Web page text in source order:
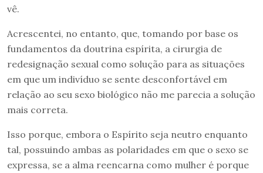
vê.
Acrescentei, no entanto, que, tomando por base os
fundamentos da doutrina espírita, a cirurgia de
redesignação sexual como solução para as situações
em que um indivíduo se sente desconfortável em
relação ao seu sexo biológico não me parecia a solução
mais correta.
Isso porque, embora o Espírito seja neutro enquanto
tal, possuindo ambas as polaridades em que o sexo se
expressa, se a alma reencarna como mulher é porque